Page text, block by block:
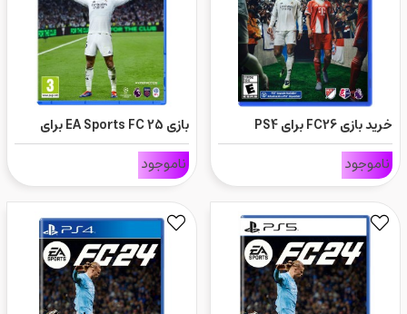
خرید بازی FC26 برای PS4
ناموجود
بازی EA Sports FC 25 برای
ps5
ناموجود